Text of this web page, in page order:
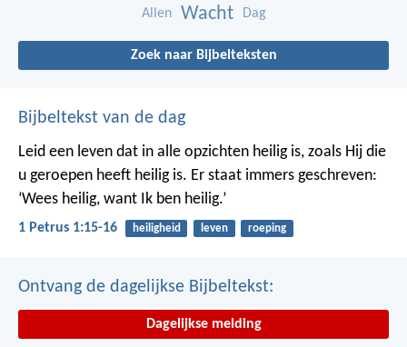
Allen Wacht Dag
Zoek naar Bijbelteksten
Bijbeltekst van de dag
Leid een leven dat in alle opzichten heilig is, zoals Hij die
u geroepen heeft heilig is. Er staat immers geschreven:
‘Wees heilig, want Ik ben heilig.’
1 Petrus 1:15-16 heiligheid leven roeping
Ontvang de dagelijkse Bijbeltekst:
Dagelijkse melding